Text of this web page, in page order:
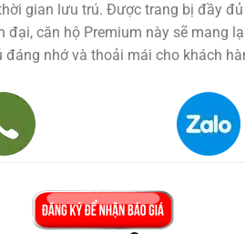
gian lưu trú. Được trang bị đầy
đại, căn hộ Premium này sẽ mang
đáng nhớ và thoải mái cho khách